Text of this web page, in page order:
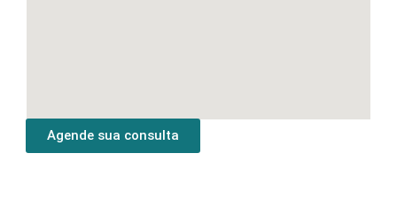
Agende sua consulta